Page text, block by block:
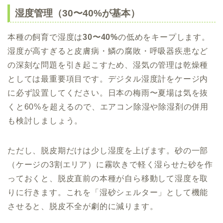
湿度管理（30〜40%が基本）
本種の飼育で湿度は30〜40%の低めをキープします。
湿度が高すぎると皮膚病・鱗の腐敗・呼吸器疾患など
の深刻な問題を引き起こすため、湿気の管理は乾燥種
としては最重要項目です。デジタル湿度計をケージ内
に必ず設置してください。日本の梅雨〜夏場は気を抜
くと60%を超えるので、エアコン除湿や除湿剤の併用
も検討しましょう。
ただし、脱皮期だけは少し湿度を上げます。砂の一部
（ケージの3割エリア）に霧吹きで軽く湿らせた砂を作
っておくと、脱皮直前の本種が自ら移動して湿度を取
りに行きます。これを「湿砂シェルター」として機能
させると、脱皮不全が劇的に減ります。